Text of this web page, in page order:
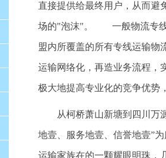
直接提供给最终用户，从而避
场的"泡沫"。 一般物流专线
盟内所覆盖的所有专线运输物
运输网络化，再造业务流程，
极大地提高专业化的竞争优势
从柯桥萧山新塘到四川万
地壹、服务地壹、信誉地壹”
运输家族在的一颗耀眼明珠，